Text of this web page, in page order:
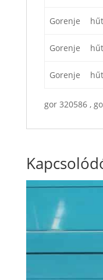
Gorenje
Gorenje
Gorenje
gor 320586 ,